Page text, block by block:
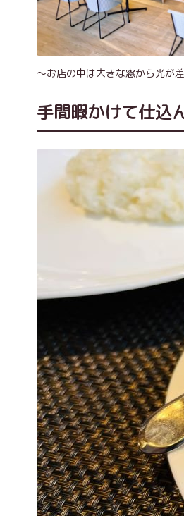
～お店の中は大きな窓から光が
手間暇かけて仕込